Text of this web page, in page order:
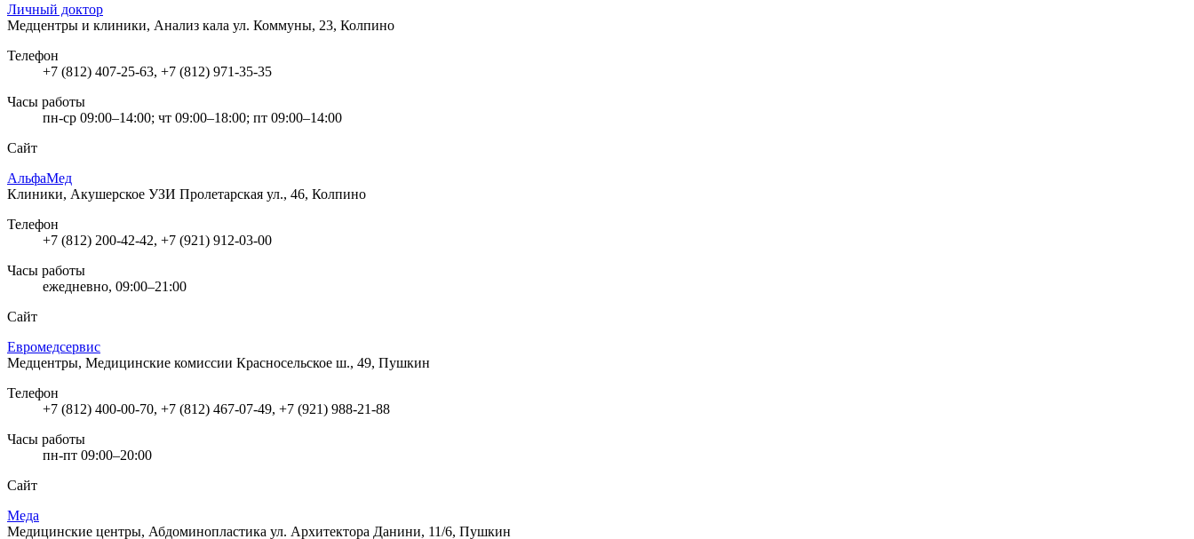
Личный доктор
Медцентры и клиники, Анализ кала ул. Коммуны, 23, Колпино
Телефон
+7 (812) 407-25-63, +7 (812) 971-35-35
Часы работы
пн-ср 09:00–14:00; чт 09:00–18:00; пт 09:00–14:00
Сайт
АльфаМед
Клиники, Акушерское УЗИ Пролетарская ул., 46, Колпино
Телефон
+7 (812) 200-42-42, +7 (921) 912-03-00
Часы работы
ежедневно, 09:00–21:00
Сайт
Евромедсервис
Медцентры, Медицинские комиссии Красносельское ш., 49, Пушкин
Телефон
+7 (812) 400-00-70, +7 (812) 467-07-49, +7 (921) 988-21-88
Часы работы
пн-пт 09:00–20:00
Сайт
Меда
Медицинские центры, Абдоминопластика ул. Архитектора Данини, 11/6, Пушкин